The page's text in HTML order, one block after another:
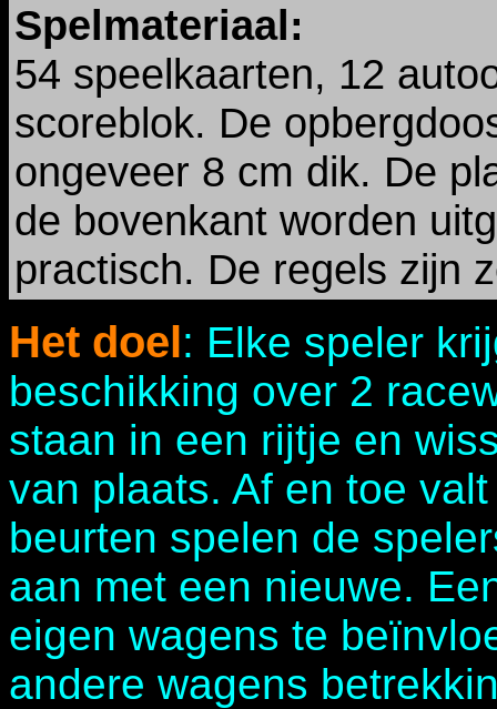
Spelmateriaal:
54 speelkaarten, 12
scoreblok. De
ongeveer 8 cm dik. De
de bovenkant worden
practisch. De regels zijn
Het doel: Elke speler
beschikking over 2
staan in een rijtje en
van plaats. Af en toe
beurten spelen de
aan met een nieuwe.
eigen wagens te
andere wagens